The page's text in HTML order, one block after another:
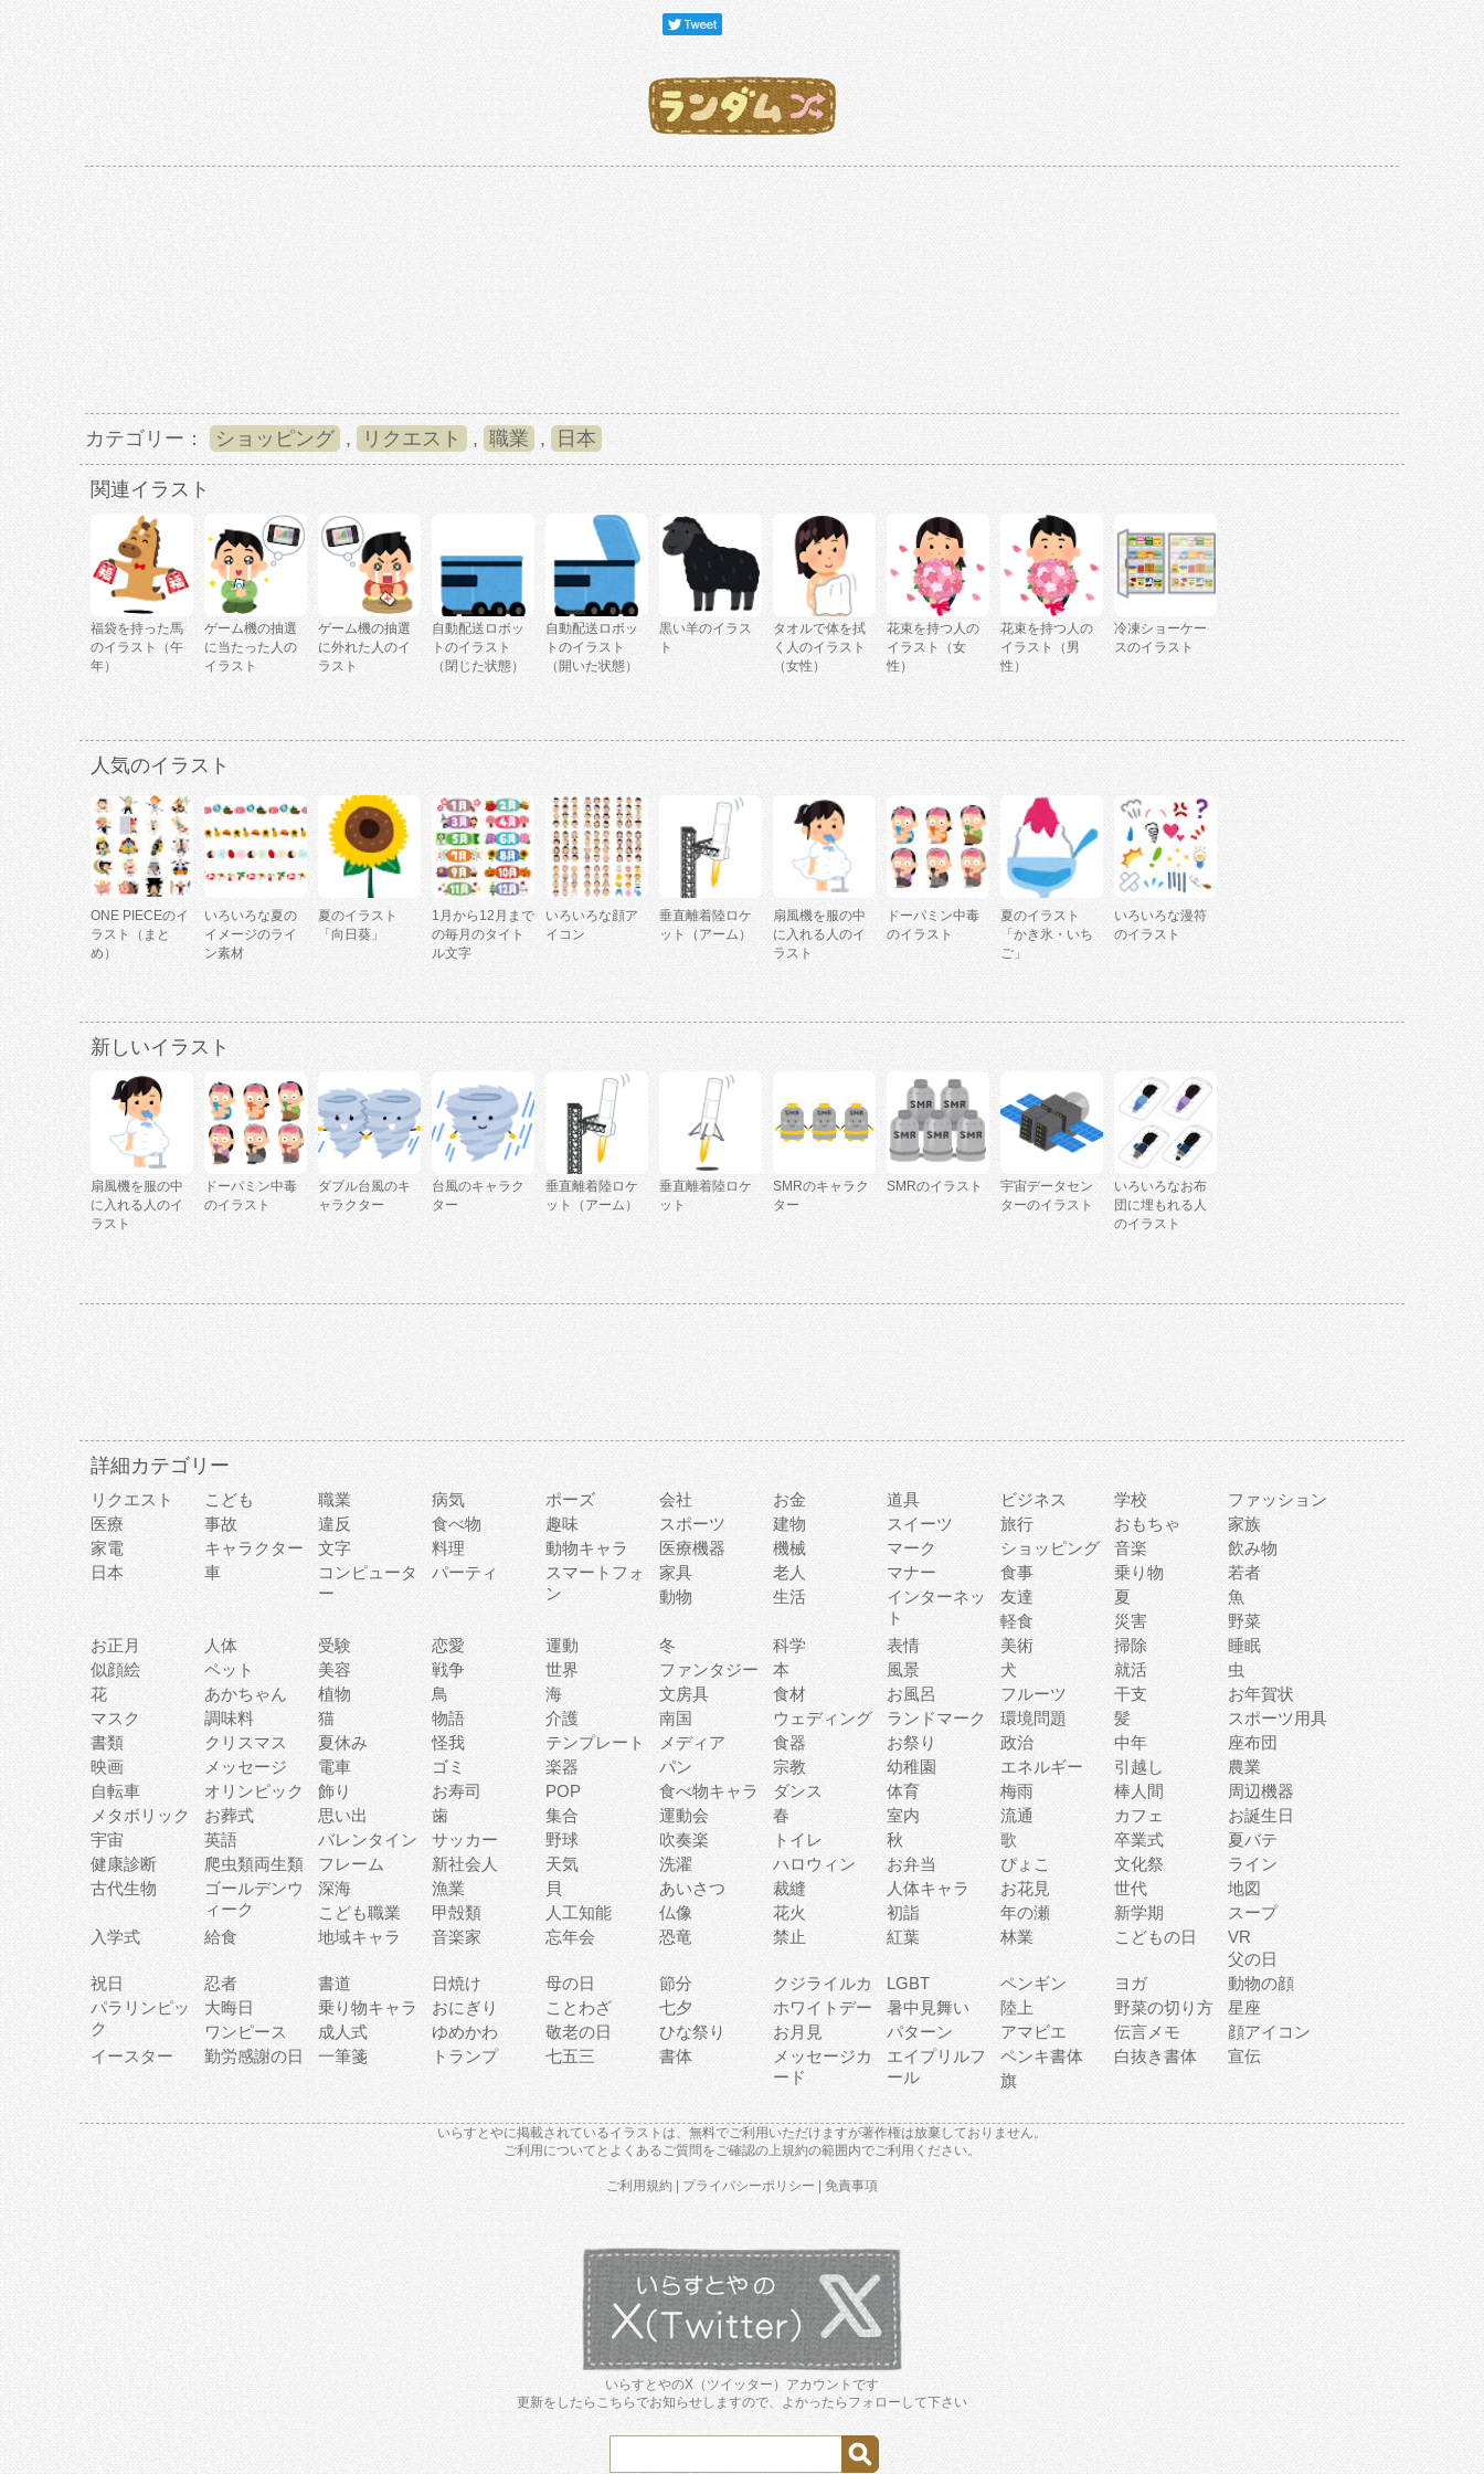
カテゴリー： ショッピング , リクエスト , 職業 , 日本
関連イラスト
福袋を持った馬
のイラスト（午
年）
ゲーム機の抽選
に当たった人の
イラスト
ゲーム機の抽選
に外れた人のイ
ラスト
自動配送ロボッ
トのイラスト
（閉じた状態）
自動配送ロボッ
トのイラスト
（開いた状態）
黒い羊のイラス
ト
タオルで体を拭
く人のイラスト
（女性）
花束を持つ人の
イラスト（女
性）
花束を持つ人の
イラスト（男
性）
冷凍ショーケー
スのイラスト
人気のイラスト
ONE PIECEのイ
ラスト（まと
め）
いろいろな夏の
イメージのライ
ン素材
夏のイラスト
「向日葵」
1月から12月まで
の毎月のタイト
ル文字
いろいろな顔ア
イコン
垂直離着陸ロケ
ット（アーム）
扇風機を服の中
に入れる人のイ
ラスト
ドーパミン中毒
のイラスト
夏のイラスト
「かき氷・いち
ご」
いろいろな漫符
のイラスト
新しいイラスト
扇風機を服の中
に入れる人のイ
ラスト
ドーパミン中毒
のイラスト
ダブル台風のキ
ャラクター
台風のキャラク
ター
垂直離着陸ロケ
ット（アーム）
垂直離着陸ロケ
ット
SMRのキャラク
ター
SMRのイラスト
宇宙データセン
ターのイラスト
いろいろなお布
団に埋もれる人
のイラスト
詳細カテゴリー
リクエスト こども 職業 病気 ポーズ 会社 お金 道具 ビジネス 学校
ファッション
医療
事故 違反 食べ物 趣味 スポーツ 建物 スイーツ 旅行 おもちゃ
家族
家電
キャラクター 文字 料理 動物キャラ 医療機器 機械 マーク ショッピング 音楽
飲み物
日本
車
コンピュータ
ー
パーティ
スマートフォ
ン
家具 老人 マナー 食事 乗り物
若者
動物
生活
インターネッ
ト
友達 夏
魚
軽食
災害
野菜
お正月
人体 受験 恋愛 運動 冬 科学 表情 美術 掃除
睡眠
似顔絵
ペット 美容 戦争 世界 ファンタジー 本 風景 犬 就活
虫
花
あかちゃん 植物 鳥 海 文房具 食材 お風呂 フルーツ 干支
お年賀状
マスク
調味料 猫 物語 介護 南国 ウェディング ランドマーク 環境問題 髪
スポーツ用具
書類
クリスマス 夏休み 怪我 テンプレート メディア 食器 お祭り 政治 中年
座布団
映画
メッセージ 電車 ゴミ 楽器 パン 宗教 幼稚園 エネルギー 引越し
農業
自転車
オリンピック 飾り お寿司 POP 食べ物キャラ ダンス 体育 梅雨 棒人間
周辺機器
メタボリック
お葬式 思い出 歯 集合 運動会 春 室内 流通 カフェ
お誕生日
宇宙
英語 バレンタイン サッカー 野球 吹奏楽 トイレ 秋 歌 卒業式
夏バテ
健康診断
爬虫類両生類 フレーム 新社会人 天気 洗濯 ハロウィン お弁当 ぴょこ 文化祭
ライン
古代生物
ゴールデンウ
ィーク
深海 漁業 貝 あいさつ 裁縫 人体キャラ お花見 世代
地図
こども職業
甲殻類 人工知能 仏像 花火 初詣 年の瀬 新学期
スープ
入学式
給食 地域キャラ 音楽家 忘年会 恐竜 禁止 紅葉 林業 こどもの日
VR
父の日
祝日
忍者 書道 日焼け 母の日 節分 クジライルカ LGBT ペンギン ヨガ
動物の顔
パラリンピッ
ク
大晦日 乗り物キャラ おにぎり ことわざ 七夕 ホワイトデー 暑中見舞い 陸上 野菜の切り方
星座
ワンピース
成人式 ゆめかわ 敬老の日 ひな祭り お月見 パターン アマビエ 伝言メモ
顔アイコン
イースター
勤労感謝の日 一筆箋 トランプ 七五三 書体
メッセージカ
ード
エイプリルフ
ール
ペンキ書体 白抜き書体
宣伝
旗
いらすとやに掲載されているイラストは、無料でご利用いただけますが著作権は放棄しておりません。
ご利用について と よくあるご質問をご確認の上規約の範囲内でご利用ください。
ご利用規約 プライバシーポリシー 免責事項
いらすとやのX（ツイッター）アカウントです
更新をしたらこちらでお知らせしますので、よかったらフォローして下さい